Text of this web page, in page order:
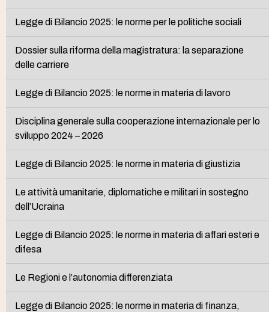
Legge di Bilancio 2025: le norme per le politiche sociali
Dossier sulla riforma della magistratura: la separazione
delle carriere
Legge di Bilancio 2025: le norme in materia di lavoro
Disciplina generale sulla cooperazione internazionale per lo
sviluppo 2024 – 2026
Legge di Bilancio 2025: le norme in materia di giustizia
Le attività umanitarie, diplomatiche e militari in sostegno
dell’Ucraina
Legge di Bilancio 2025: le norme in materia di affari esteri e
difesa
Le Regioni e l’autonomia differenziata
Legge di Bilancio 2025: le norme in materia di finanza,